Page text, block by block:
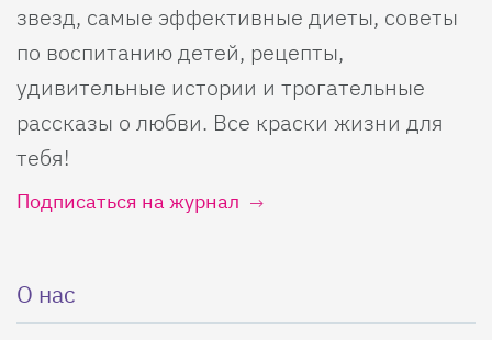
звезд, самые эффективные диеты, советы
по воспитанию детей, рецепты,
удивительные истории и трогательные
рассказы о любви. Все краски жизни для
тебя!
Подписаться на журнал
О нас